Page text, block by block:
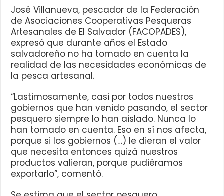
José Villanueva, pescador de la Federación
de Asociaciones Cooperativas Pesqueras
Artesanales de El Salvador (FACOPADES),
expresó que durante años el Estado
salvadoreño no ha tomado en cuenta la
realidad de las necesidades económicas de
la pesca artesanal.
“Lastimosamente, casi por todos nuestros
gobiernos que han venido pasando, el sector
pesquero siempre lo han aislado. Nunca lo
han tomado en cuenta. Eso en sí nos afecta,
porque si los gobiernos (…) le dieran el valor
que necesita entonces quizá nuestros
productos valieran, porque pudiéramos
exportarlo”, comentó.